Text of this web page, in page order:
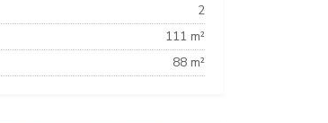
2
111 m²
88 m²